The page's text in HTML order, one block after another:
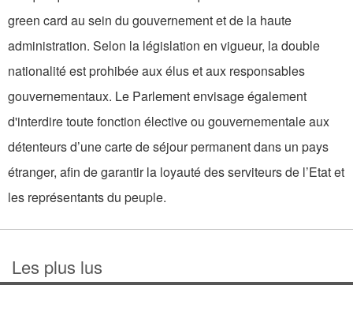
green card au sein du gouvernement et de la haute
administration. Selon la législation en vigueur, la double
nationalité est prohibée aux élus et aux responsables
gouvernementaux. Le Parlement envisage également
d'interdire toute fonction élective ou gouvernementale aux
détenteurs d’une carte de séjour permanent dans un pays
étranger, afin de garantir la loyauté des serviteurs de l’Etat et
les représentants du peuple.
Les plus lus